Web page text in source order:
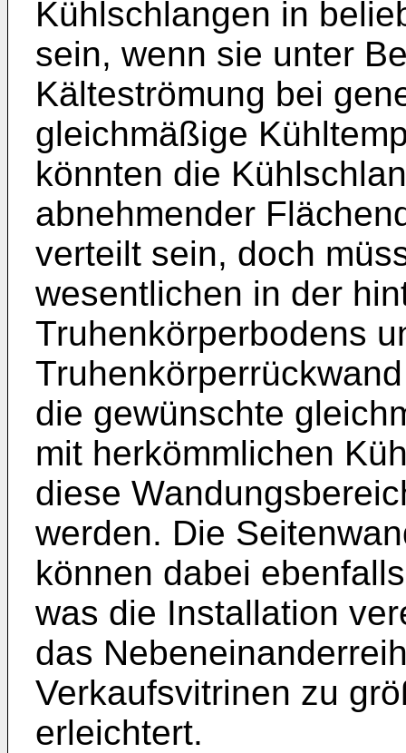
Kühlschlangen in
sein, wenn sie unter
Kälteströmung bei
gleichmäßige
könnten die
abnehmender
verteilt sein, doch
wesentlichen in der
Truhenkörperbodens
die gewünschte
mit herkömmlichen
diese
werden. Die
können dabei
was die Installation
das
Verkaufsvitrinen zu
erleichtert.